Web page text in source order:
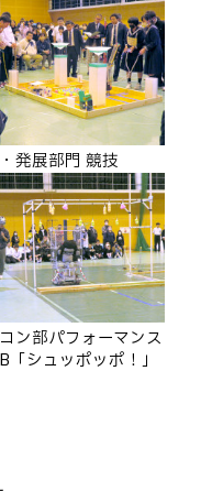
発展部門 競技
ン部パフォーマンス
「シュッポッポ！」